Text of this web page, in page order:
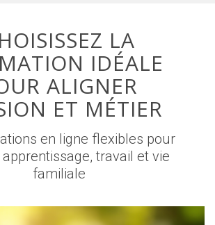
LA
IDÉALE
ALIGNER
ET MÉTIER
en ligne flexibles pour
travail et vie
familiale